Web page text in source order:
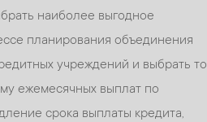
наиболее выгодное
планирования объединения
учреждений и выбрать то
ежемесячных выплат по
срока выплаты кредита,